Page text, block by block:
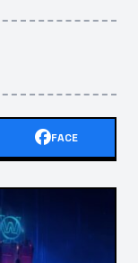
FACE